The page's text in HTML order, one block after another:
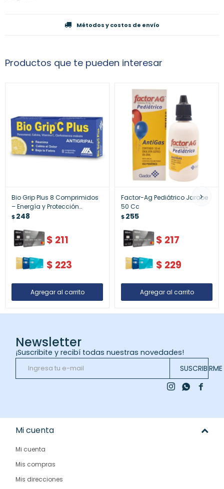
Métodos y costos de envío
Productos que te pueden interesar
Bio Grip Plus 8 Comprimidos
– Energía y Protección
Inmunológica
$248
$ 211
$ 223
Factor-Ag Pediátrico Jarabe
50 Cc
$255
$ 217
$ 229
Newsletter
¡Suscribite y recibí todas nuestras novedades!
SUSCRIBIRME

 
Mi cuenta
Mi cuenta
Mis compras
Mis direcciones